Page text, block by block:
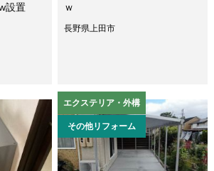
設置
ｗ
長野県上田市
エクステリア・外構
その他リフォーム